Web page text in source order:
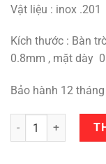
Vật liệu : inox .201
Kích thước : Bàn
0.8mm , mặt dày
Bảo hành 12 tháng
Số lượng